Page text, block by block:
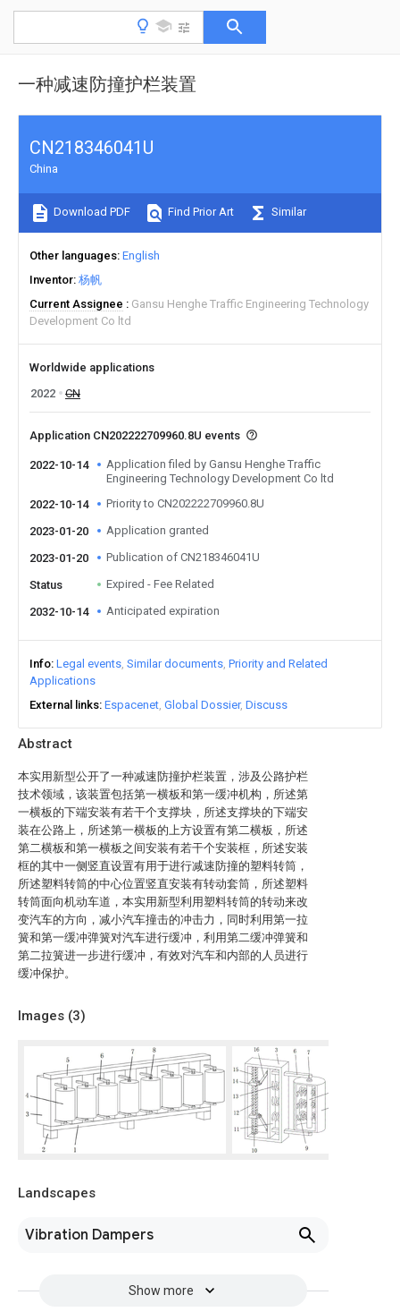
一种减速防撞护栏装置
Abstract
本实用新型公开了一种减速防撞护栏装置，涉及公路护栏
技术领域，该装置包括第一横板和第一缓冲机构，所述第
一横板的下端安装有若干个支撑块，所述支撑块的下端安
装在公路上，所述第一横板的上方设置有第二横板，所述
第二横板和第一横板之间安装有若干个安装框，所述安装
框的其中一侧竖直设置有用于进行减速防撞的塑料转筒，
所述塑料转筒的中心位置竖直安装有转动套筒，所述塑料
转筒面向机动车道，本实用新型利用塑料转筒的转动来改
变汽车的方向，减小汽车撞击的冲击力，同时利用第一拉
簧和第一缓冲弹簧对汽车进行缓冲，利用第二缓冲弹簧和
第二拉簧进一步进行缓冲，有效对汽车和内部的人员进行
缓冲保护。
Images (3)
Landscapes
Vibration Dampers
Show more
CN218346041U
China
Download PDF Find Prior Art Similar
Other languages English
Inventor 杨帆
Current Assignee
Gansu Henghe Traffic Engineering Technology
Development Co ltd
Worldwide applications
2022
CN
Application CN202222709960.8U events
2022-10-14
Application filed by Gansu Henghe Traffic
Engineering Technology Development Co ltd
2022-10-14
Priority to CN202222709960.8U
2023-01-20 Application granted
2023-01-20 Publication of CN218346041U
Status Expired - Fee Related
2032-10-14 Anticipated expiration
Info Legal events Similar documents Priority and Related
Applications
External links Espacenet Global Dossier Discuss